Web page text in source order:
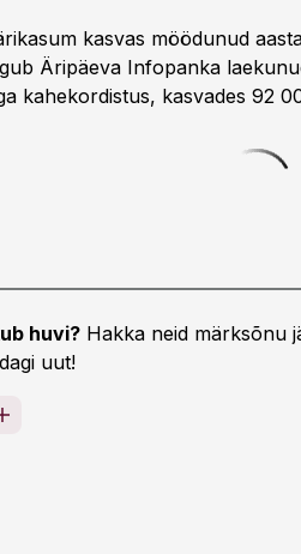
kasvas möödunud
Äripäeva Infopanka
kahekordistus, kasvades 92
huvi? Hakka neid märksõnu
uut!